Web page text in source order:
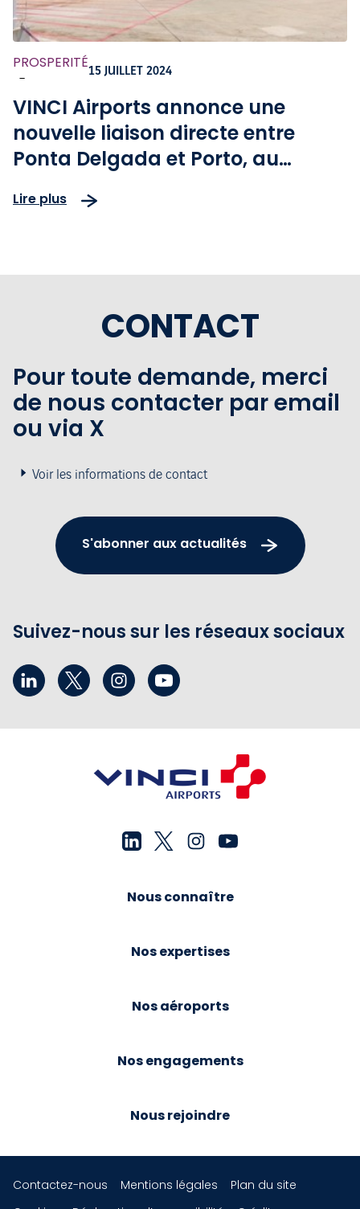
PROSPERITÉ
-
15 JUILLET 2024
VINCI Airports annonce une
nouvelle liaison directe entre
Ponta Delgada et Porto, au
Lire plus
CONTACT
Pour toute demande, merci
de nous contacter par email
ou via X
Voir les informations de contact
S'abonner aux actualités
Suivez-nous sur les réseaux sociaux
Nous connaître
Nos expertises
Nos aéroports
Nos engagements
Nous rejoindre
Contactez-nous Mentions légales
Plan du site